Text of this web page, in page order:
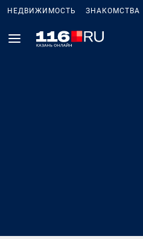
НЕДВИЖИМОСТЬ ЗНАКОМСТВА